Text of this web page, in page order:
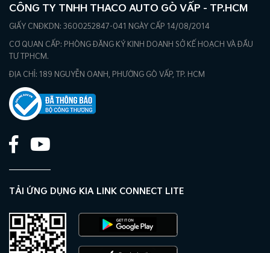
CÔNG TY TNHH THACO AUTO GÒ VẤP - TP.HCM
GIẤY CNĐKDN: 3600252847-041 NGÀY CẤP 14/08/2014
CƠ QUAN CẤP: PHÒNG ĐĂNG KÝ KINH DOANH SỞ KẾ HOẠCH VÀ ĐẦU
TƯ TPHCM.
ĐỊA CHỈ: 189 NGUYỄN OANH, PHƯỜNG GÒ VẤP, TP. HCM
TẢI ỨNG DỤNG KIA LINK CONNECT LITE